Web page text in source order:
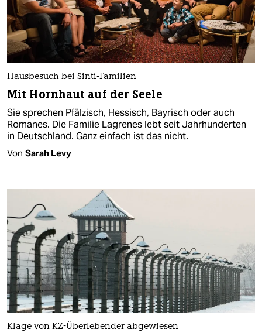
Hausbesuch bei Sinti-Familien
Mit Hornhaut auf der Seele
Sie sprechen Pfälzisch, Hessisch, Bayrisch oder auch
Romanes. Die Familie Lagrenes lebt seit Jahrhunderten
in Deutschland. Ganz einfach ist das nicht.
Von Sarah Levy
Klage von KZ-Überlebender abgewiesen